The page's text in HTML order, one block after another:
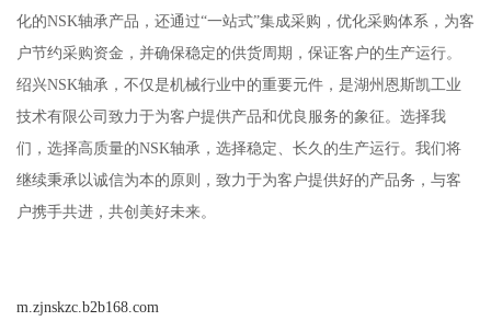
化的NSK轴承产品，还通过“一站式”集成采购，优化采购体系，为客
户节约采购资金，并确保稳定的供货周期，保证客户的生产运行。
绍兴NSK轴承，不仅是机械行业中的重要元件，是湖州恩斯凯工业
技术有限公司致力于为客户提供产品和优良服务的象征。选择我
们，选择高质量的NSK轴承，选择稳定、长久的生产运行。我们将
继续秉承以诚信为本的原则，致力于为客户提供好的产品务，与客
户携手共进，共创美好未来。
m.zjnskzc.b2b168.com